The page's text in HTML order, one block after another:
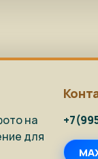
на
для